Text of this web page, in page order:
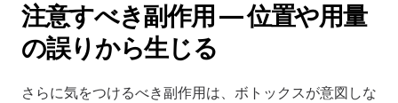
注意すべき副作用 — 位置や用量
の誤りから生じる
さらに気をつけるべき副作用は、ボトックスが意図しな